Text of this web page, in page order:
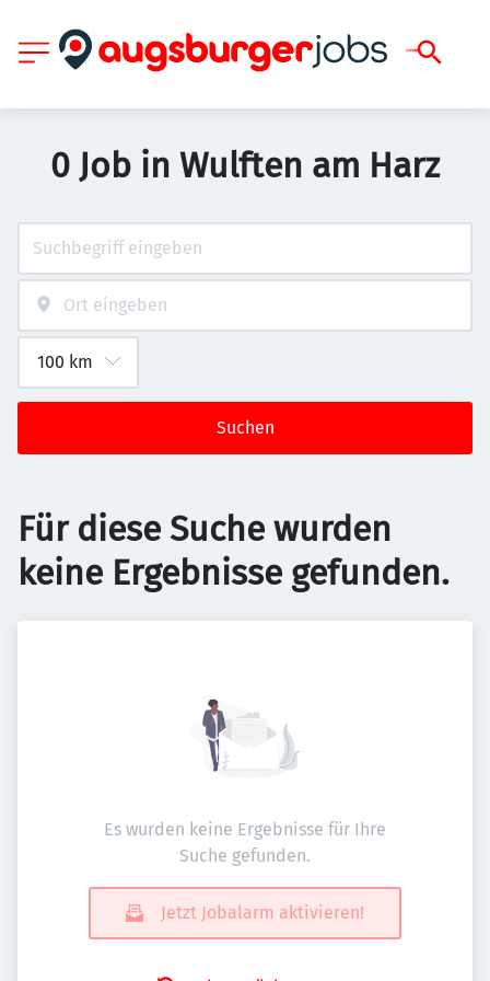
0 Job in Wulften am Harz
Suchen
Für diese Suche wurden
keine Ergebnisse gefunden.
Es wurden keine Ergebnisse für Ihre
Suche gefunden.
Jetzt Jobalarm aktivieren!